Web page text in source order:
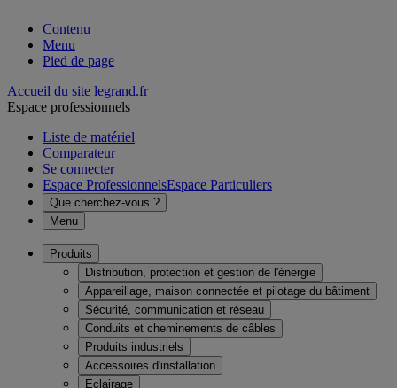
Contenu
Menu
Pied de page
Accueil du site legrand.fr
Espace professionnels
Liste de matériel
Comparateur
Se connecter
Espace ProfessionnelsEspace Particuliers
Que cherchez-vous ?
Menu
Produits
Distribution, protection et gestion de l'énergie
Appareillage, maison connectée et pilotage du bâtiment
Sécurité, communication et réseau
Conduits et cheminements de câbles
Produits industriels
Accessoires d'installation
Eclairage